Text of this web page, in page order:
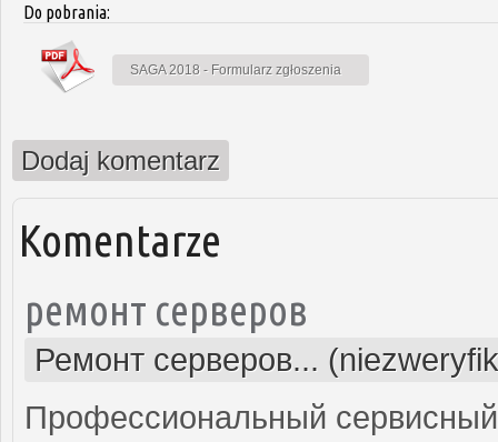
Do pobrania:
SAGA 2018 - Formularz zgłoszenia
Dodaj komentarz
Komentarze
ремонт серверов
Ремонт серверов...
Профессиональный